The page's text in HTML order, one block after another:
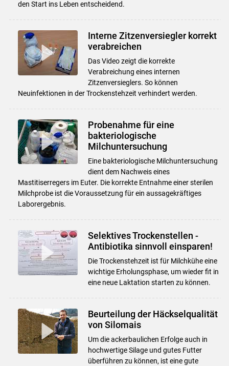
den Start ins Leben entscheidend.
Interne Zitzenversiegler korrekt
verabreichen
Das Video zeigt die korrekte
Verabreichung eines internen
Zitzenversieglers. So können
Neuinfektionen in der Trockenstehzeit verhindert werden.
Probenahme für eine
bakteriologische
Milchuntersuchung
Eine bakteriologische Milchuntersuchung
dient dem Nachweis eines
Mastitiserregers im Euter. Die korrekte Entnahme einer sterilen
Milchprobe ist die Voraussetzung für ein aussagekräftiges
Laborergebnis.
Selektives Trockenstellen -
Antibiotika sinnvoll einsparen!
Die Trockenstehzeit ist für Milchkühe eine
wichtige Erholungsphase, um wieder fit in
eine neue Laktation starten zu können.
Beurteilung der Häckselqualität
von Silomais
Um die ackerbaulichen Erfolge auch in
hochwertige Silage und gutes Futter
überführen zu können, ist eine gute